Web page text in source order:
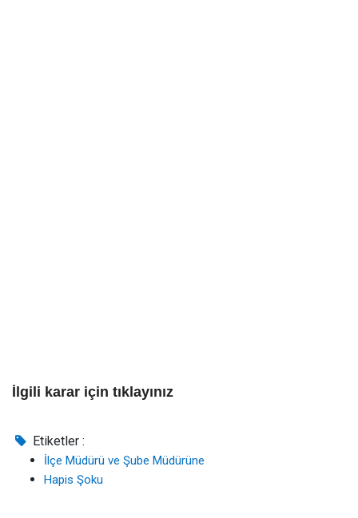
İlgili karar için tıklayınız
Etiketler :
İlçe Müdürü ve Şube Müdürüne
Hapis Şoku